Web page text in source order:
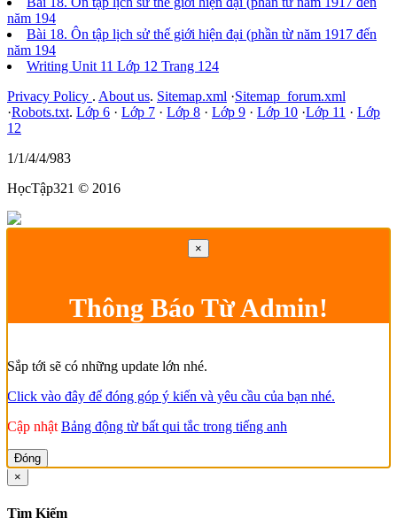
năm 194
Bài 18. Ôn tập lịch sử thế giới hiện đại (phần từ năm 1917 đến
năm 194
Writing Unit 11 Lớp 12 Trang 124
Privacy Policy . About us. Sitemap.xml ·Sitemap_forum.xml
·Robots.txt. Lớp 6 · Lớp 7 · Lớp 8 · Lớp 9 · Lớp 10 ·Lớp 11 · Lớp
12
1/1/4/4/983
HọcTập321 © 2016
×
Thông Báo Từ Admin!
Sắp tới sẽ có những update lớn nhé.
Click vào đây để đóng góp ý kiến và yêu cầu của bạn nhé.
Cập nhật Bảng động từ bất qui tắc trong tiếng anh
Đóng
×
Tìm Kiếm